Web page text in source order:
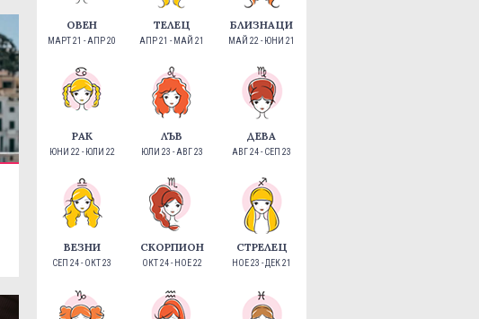
ОВЕН
МАРТ 21 - АПР 20
ТЕЛЕЦ
АПР 21 - МАЙ 21
БЛИЗНАЦИ
МАЙ 22 - ЮНИ 21
РАК
ЮНИ 22 - ЮЛИ 22
ЛЪВ
ЮЛИ 23 - АВГ 23
ДЕВА
АВГ 24 - СЕП 23
ВЕЗНИ
СЕП 24 - ОКТ 23
СКОРПИОН
ОКТ 24 - НОЕ 22
СТРЕЛЕЦ
НОЕ 23 - ДЕК 21